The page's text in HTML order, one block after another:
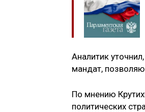
Аналитик
мандат,
По мнению
политических